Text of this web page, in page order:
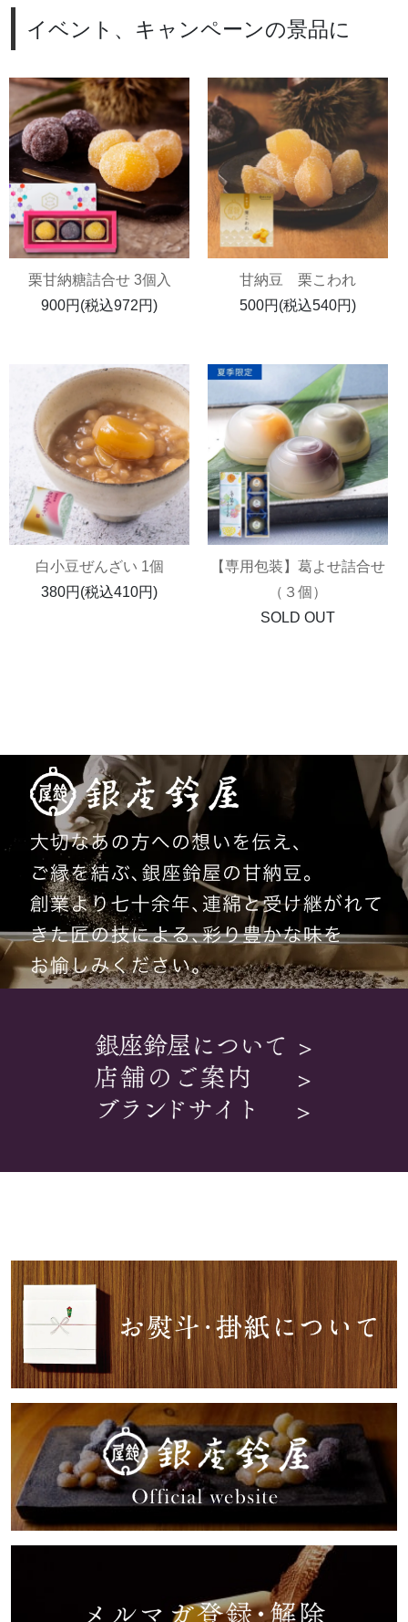
イベント、キャンペーンの景品に
栗甘納糖詰合せ 3個入
900円(税込972円)
甘納豆 栗こわれ
500円(税込540円)
白小豆ぜんざい 1個
380円(税込410円)
【専用包装】葛よせ詰合せ
（３個）
SOLD OUT